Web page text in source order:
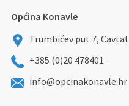
Općina Konavle
Trumbićev put 7, Cavtat
+385 (0)20 478401
info@opcinakonavle.hr